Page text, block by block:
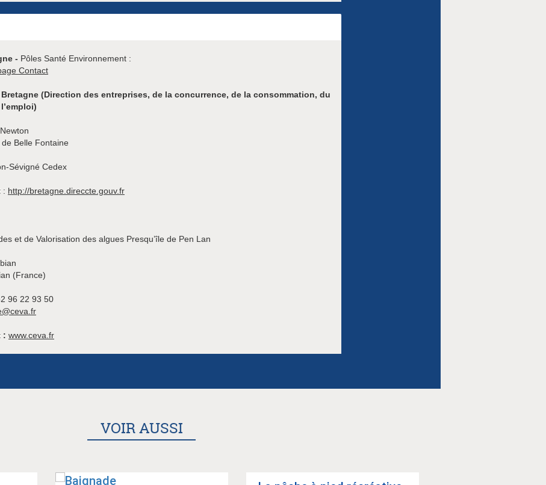
- Pôles Santé Environnement :
Contact
Bretagne (Direction des entreprises, de la concurrence, de la consommation, du
Belle Fontaine
Sévigné Cedex
: http://bretagne.direccte.gouv.fr
et de Valorisation des algues Presqu’île de Pen Lan
(France)
96 22 93 50
: www.ceva.fr
VOIR AUSSI